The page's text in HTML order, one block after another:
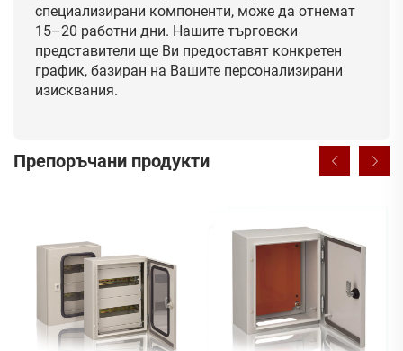
специализирани компоненти, може да отнемат
15–20 работни дни. Нашите търговски
представители ще Ви предоставят конкретен
график, базиран на Вашите персонализирани
изисквания.
Препоръчани продукти